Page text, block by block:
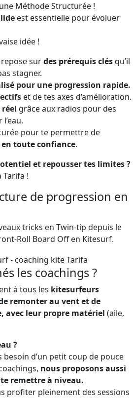
Méthode Structurée !
est essentielle pour évoluer
idée !
surdes prérequis clésqu’il
stagner.
pour une progression rapide.
et de tes axes d’amélioration.
grâce aux radios pour des
pour te permettre de
toute confiance.
et repousser tes limites ?
Tarifa !
de progression en
tricks en Twin-tip depuis le
Roll Board Off en Kitesurf.
les coachings ?
à tous les kitesurfeurs
remonter au vent et de
avec leur propre matériel (aile,
?
besoin d’un petit coup de pouce
nous proposons aussi
remettre à niveau.
profiter pleinement des sessions